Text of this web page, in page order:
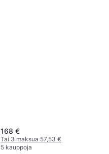
168 €
Tai 3 maksua 57,53 €
5 kauppoja